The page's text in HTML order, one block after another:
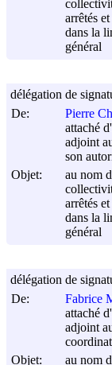
arrêtés
dans la
général
De:
Pierre
attaché
adjoint
son
Objet:
au nom
arrêtés
dans la
général
délégation de
De:
Fabrice
attaché
adjoint
Objet:
au nom
délégation de